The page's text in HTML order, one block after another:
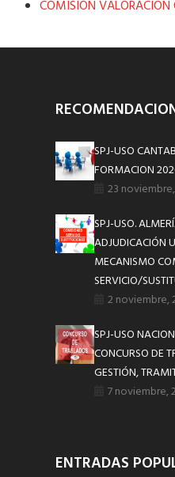
COMISION
SPJ-USO
FORMACION
23
SPJ-USO.
ADJUDICACIÓN
MECANISMO
SERVICIO/
2 noviembre,
SPJ-USO
CONCURSO DE
GESTIÓN,
7 noviembre,
ENTRADAS